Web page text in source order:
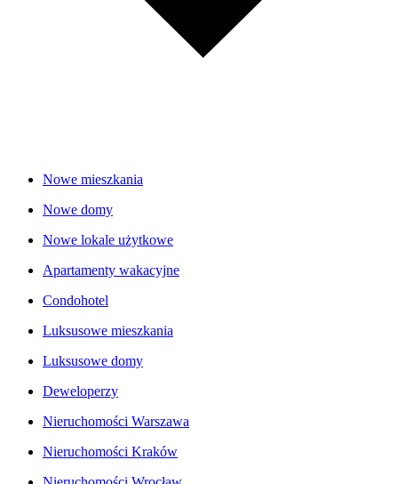
Nowe mieszkania
Nowe domy
Nowe lokale użytkowe
Apartamenty wakacyjne
Condohotel
Luksusowe mieszkania
Luksusowe domy
Deweloperzy
Nieruchomości Warszawa
Nieruchomości Kraków